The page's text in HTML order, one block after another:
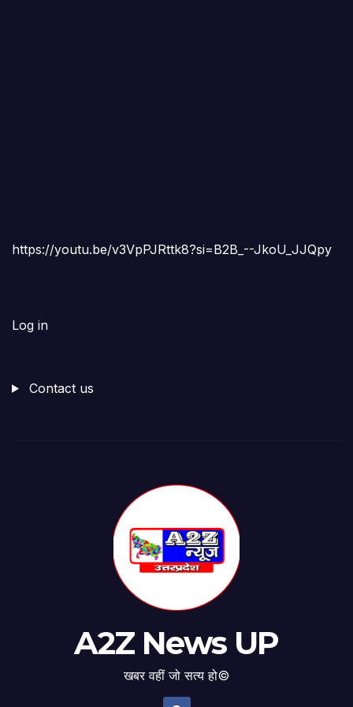
https://youtu.be/v3VpPJRttk8?si=B2B_--JkoU_JJQpy
Log in
Contact us
A2Z News UP
खबर वहीं जो सत्य हो©